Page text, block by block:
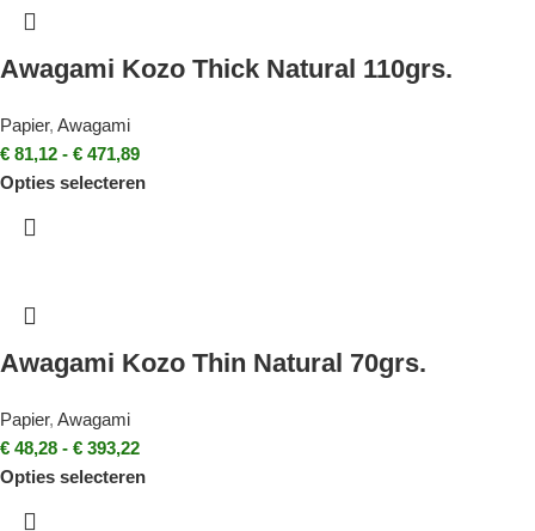
Awagami Kozo Thick Natural 110grs.
Papier, Awagami
€ 81,12 - € 471,89
Opties selecteren
Awagami Kozo Thin Natural 70grs.
Papier, Awagami
€ 48,28 - € 393,22
Opties selecteren